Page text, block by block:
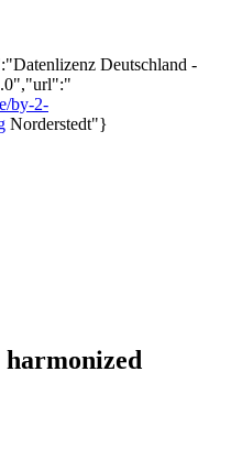
Deutschland -
by-2-
Norderstedt"}
harmonized